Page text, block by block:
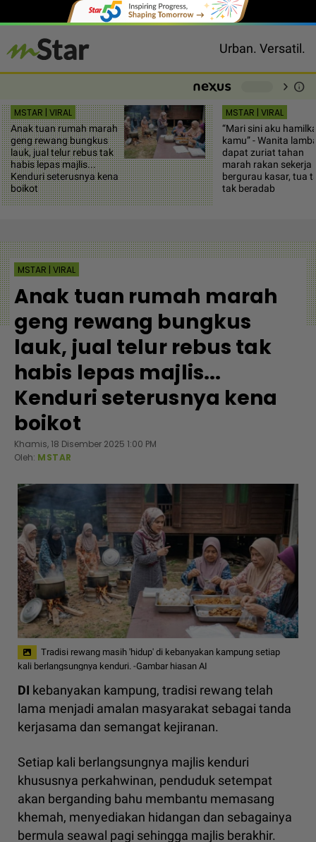
Urban. Versatil.
chevron_right info
MSTAR | VIRAL
Anak tuan rumah marah
geng rewang bungkus
lauk, jual telur rebus tak
habis lepas majlis...
Kenduri seterusnya kena
boikot
MSTAR | VIRAL
“Mari sini aku
kamu” - Wanita
dapat zuriat tahan
marah rakan sekerja
bergurau kasar, tua
tak beradab
MSTAR | VIRAL
Anak tuan rumah marah
geng rewang bungkus
lauk, jual telur rebus tak
habis lepas majlis...
Kenduri seterusnya kena
boikot
Khamis, 18 Disember 2025 1:00 PM
Oleh: MSTAR
Tradisi rewang masih 'hidup' di kebanyakan kampung setiap
kali berlangsungnya kenduri. -Gambar hiasan AI
DI kebanyakan kampung, tradisi rewang telah
lama menjadi amalan masyarakat sebagai tanda
kerjasama dan semangat kejiranan.
Setiap kali berlangsungnya majlis kenduri
khususnya perkahwinan, penduduk setempat
akan berganding bahu membantu memasang
khemah, menyediakan hidangan dan sebagainya
bermula seawal pagi sehingga majlis berakhir.